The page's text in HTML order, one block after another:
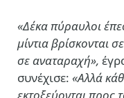
«Δέκα πύραυλοι
μίντια βρίσκονται
σε αναταραχή»,
συνέχισε: «Αλλά